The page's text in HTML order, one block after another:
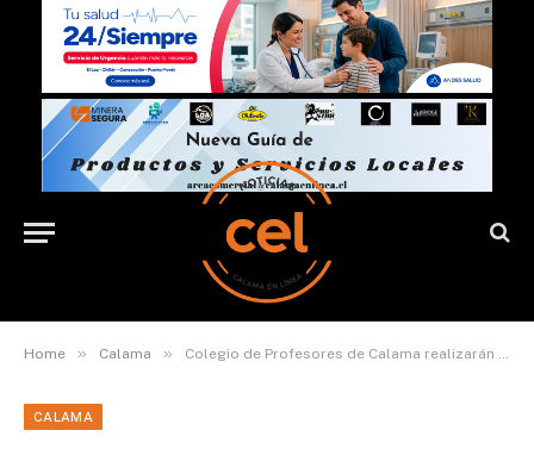
Home » Calama » Colegio de Profesores de Calama realizarán un paro en contra del SLEP Licancabur este martes
CALAMA